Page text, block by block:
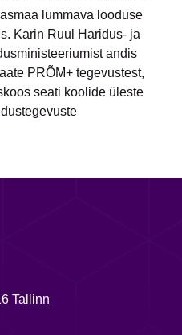
lummava looduse
Karin Ruul Haridus- ja
andis
PRÕM+ tegevustest,
seati koolide üleste
Tallinn